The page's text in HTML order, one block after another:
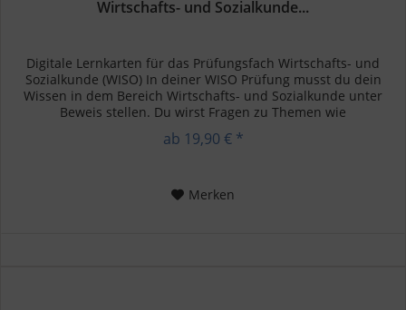
Wirtschafts- und Sozialkunde...
Digitale Lernkarten für das Prüfungsfach Wirtschafts- und
Sozialkunde (WISO) In deiner WISO Prüfung musst du dein
Wissen in dem Bereich Wirtschafts- und Sozialkunde unter
Beweis stellen. Du wirst Fragen zu Themen wie
Betriebswirtschaft,...
ab 19,90 € *
Merken